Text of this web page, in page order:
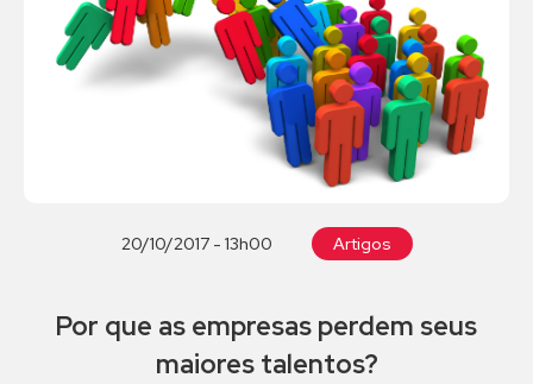
20/10/2017 - 13h00 Artigos
Por que as empresas perdem seus
maiores talentos?